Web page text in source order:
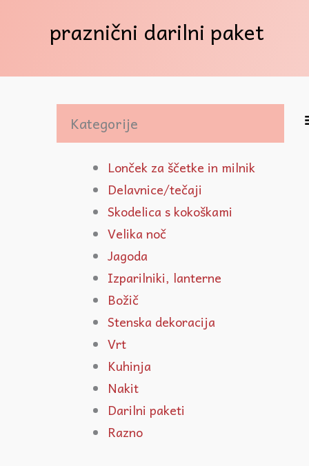
praznični darilni paket
Kategorije
Lonček za ščetke in milnik
Delavnice/tečaji
Skodelica s kokoškami
Velika noč
Jagoda
Izparilniki, lanterne
Božič
Stenska dekoracija
Vrt
Kuhinja
Nakit
Darilni paketi
Razno